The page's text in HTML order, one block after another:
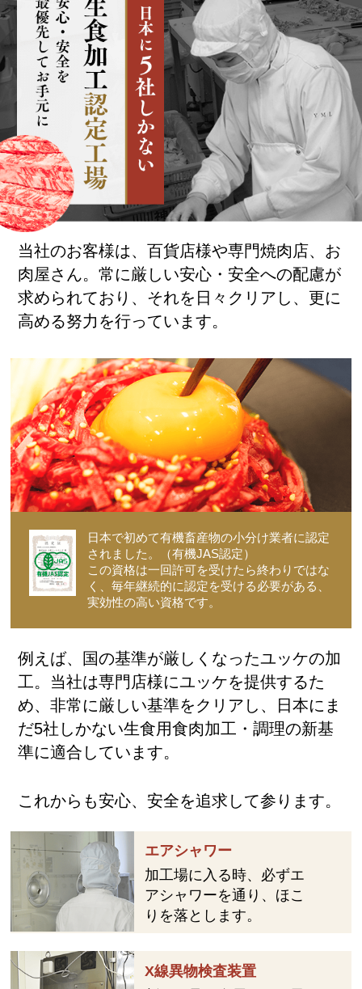
当社のお客様は、百貨店様や専門焼肉店、お
肉屋さん。常に厳しい安心・安全への配慮が
求められており、それを日々クリアし、更に
高める努力を行っています。
日本で初めて有機畜産物の小分け業者に認定
されました。（有機JAS認定）
この資格は一回許可を受けたら終わりではな
く、毎年継続的に認定を受ける必要がある、
実効性の高い資格です。
例えば、国の基準が厳しくなったユッケの加
工。当社は専門店様にユッケを提供するた
め、非常に厳しい基準をクリアし、日本にま
だ5社しかない生食用食肉加工・調理の新基
準に適合しています。
これからも安心、安全を追求して参ります。
エアシャワー
加工場に入る時、必ずエ
アシャワーを通り、ほこ
りを落とします。
X線異物検査装置